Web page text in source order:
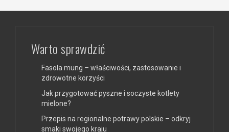
Warto sprawdzić
Fasola mung – właściwości, zastosowanie i
zdrowotne korzyści
Jak przygotować pyszne i soczyste kotlety
mielone?
Przepis na regionalne potrawy polskie – odkryj
smaki swojego kraju